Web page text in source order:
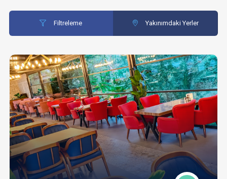
Filtreleme Yakınımdaki Yerler